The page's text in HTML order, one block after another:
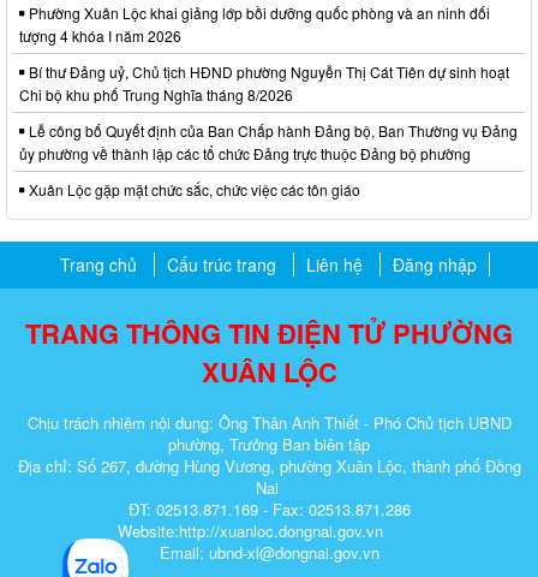
Phường Xuân Lộc khai giảng lớp bồi dưỡng quốc phòng và an ninh đối
tượng 4 khóa I năm 2026
Bí thư Đảng uỷ, Chủ tịch HĐND phường Nguyễn Thị Cát Tiên dự sinh hoạt
Chi bộ khu phố Trung Nghĩa tháng 8/2026
Lễ công bố Quyết định của Ban Chấp hành Đảng bộ, Ban Thường vụ Đảng
ủy phường về thành lập các tổ chức Đảng trực thuộc Đảng bộ phường
Xuân Lộc gặp mặt chức sắc, chức việc các tôn giáo
Trang chủ Cấu trúc trang Liên hệ Đăng nhập
TRANG THÔNG TIN ĐIỆN TỬ PHƯỜNG
XUÂN LỘC
Chịu trách nhiệm nội dung: Ông Thân Anh Thiết - Phó Chủ tịch UBND
phường, Trưởng Ban biên tập
Địa chỉ: Số 267, đường Hùng Vương, phường Xuân Lộc, thành phố Đồng
Nai
ĐT: 02513.871.169 - Fax: 02513.871.286
Website:http://xuanloc.dongnai.gov.vn
Email: ubnd-xl@dongnai.gov.vn​